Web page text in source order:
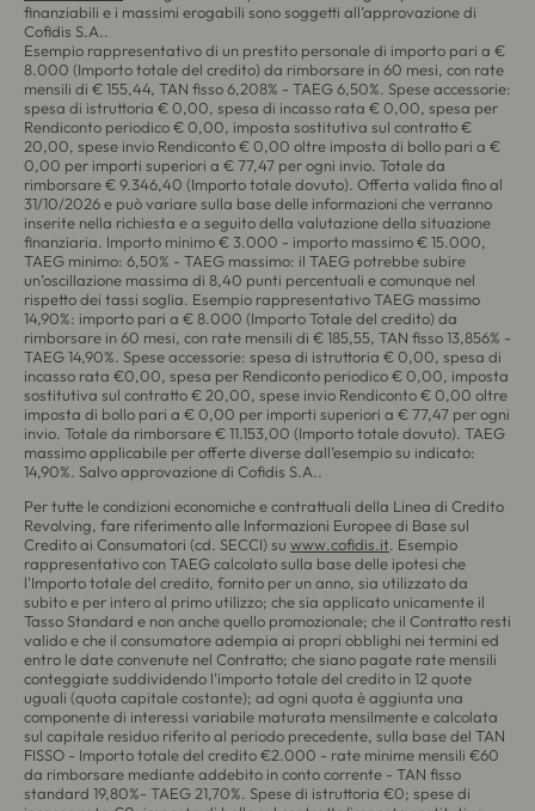
finanziabili e i massimi erogabili sono soggetti all’approvazione di
Cofidis S.A..
Esempio rappresentativo di un prestito personale di importo pari a €
8.000 (Importo totale del credito) da rimborsare in 60 mesi, con rate
mensili di € 155,44, TAN fisso 6,208% - TAEG 6,50%. Spese accessorie:
spesa di istruttoria € 0,00, spesa di incasso rata € 0,00, spesa per
Rendiconto periodico € 0,00, imposta sostitutiva sul contratto €
20,00, spese invio Rendiconto € 0,00 oltre imposta di bollo pari a €
0,00 per importi superiori a € 77,47 per ogni invio. Totale da
rimborsare € 9.346,40 (Importo totale dovuto). Offerta valida fino al
31/10/2026 e può variare sulla base delle informazioni che verranno
inserite nella richiesta e a seguito della valutazione della situazione
finanziaria. Importo minimo € 3.000 - importo massimo € 15.000,
TAEG minimo: 6,50% - TAEG massimo: il TAEG potrebbe subire
un’oscillazione massima di 8,40 punti percentuali e comunque nel
rispetto dei tassi soglia. Esempio rappresentativo TAEG massimo
14,90%: importo pari a € 8.000 (Importo Totale del credito) da
rimborsare in 60 mesi, con rate mensili di € 185,55, TAN fisso 13,856% -
TAEG 14,90%. Spese accessorie: spesa di istruttoria € 0,00, spesa di
incasso rata €0,00, spesa per Rendiconto periodico € 0,00, imposta
sostitutiva sul contratto € 20,00, spese invio Rendiconto € 0,00 oltre
imposta di bollo pari a € 0,00 per importi superiori a € 77,47 per ogni
invio. Totale da rimborsare € 11.153,00 (Importo totale dovuto). TAEG
massimo applicabile per offerte diverse dall’esempio su indicato:
14,90%. Salvo approvazione di Cofidis S.A..
Per tutte le condizioni economiche e contrattuali della Linea di Credito
Revolving, fare riferimento alle Informazioni Europee di Base sul
Credito ai Consumatori (cd. SECCI) su www.cofidis.it . Esempio
rappresentativo con TAEG calcolato sulla base delle ipotesi che
l'Importo totale del credito, fornito per un anno, sia utilizzato da
subito e per intero al primo utilizzo; che sia applicato unicamente il
Tasso Standard e non anche quello promozionale; che il Contratto resti
valido e che il consumatore adempia ai propri obblighi nei termini ed
entro le date convenute nel Contratto; che siano pagate rate mensili
conteggiate suddividendo l'importo totale del credito in 12 quote
uguali (quota capitale costante); ad ogni quota è aggiunta una
componente di interessi variabile maturata mensilmente e calcolata
sul capitale residuo riferito al periodo precedente, sulla base del TAN
FISSO - Importo totale del credito €2.000 - rate minime mensili €60
da rimborsare mediante addebito in conto corrente - TAN fisso
standard 19,80%- TAEG 21,70%. Spese di istruttoria €0; spese di